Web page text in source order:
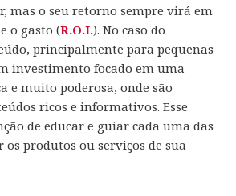
mas o seu retorno sempre virá em
o gasto (R.O.I.). No caso do
principalmente para pequenas
investimento focado em uma
e muito poderosa, onde são
ricos e informativos. Esse
de educar e guiar cada uma das
os produtos ou serviços de sua